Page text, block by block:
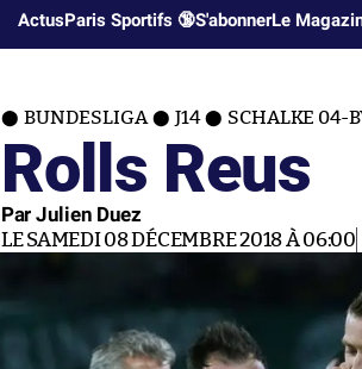
ActusParis Sportifs 🔞S'abonnerLe
BUNDESLIGA J14 SCHALKE 04-
Rolls Reus
Par Julien Duez
LE SAMEDI 08 DÉCEMBRE 2018 À 06:00